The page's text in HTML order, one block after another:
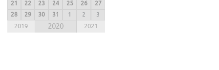
21
22 23 24 25 26
27
28
29 30 31 1 2 3
2019 2020 2021